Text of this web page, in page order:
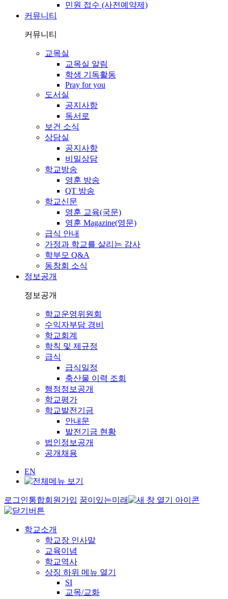
민원 접수 (사전예약제)
커뮤니티
커뮤니티
교목실
교목실 알림
학생 기독활동
Pray for you
도서실
공지사항
독서로
보건 소식
상담실
공지사항
비밀상담
학교방송
영훈 방송
QT 방송
학교신문
영훈 교육(국문)
영훈 Magazine(영문)
급식 안내
가정과 학교를 살리는 감사
학부모 Q&A
동창회 소식
정보공개
정보공개
학교운영위원회
수익자부담 경비
학교회계
학칙 및 제규정
급식
급식일정
축산물 이력 조회
행정정보공개
학교평가
학교발전기금
안내문
발전기금 현황
법인정보공개
공개채용
EN
로그인통합회원가입 꿈이있는미래
학교소개
학교장 인사말
교육이념
학교역사
상징 하위 메뉴 열기
SI
교목/교화